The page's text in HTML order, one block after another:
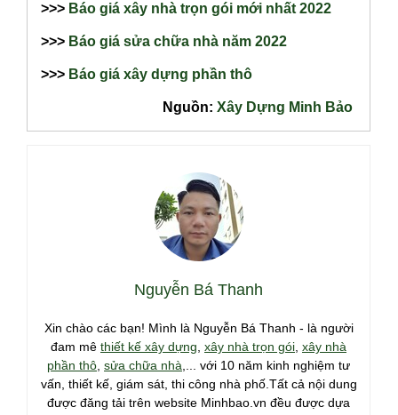
>>> Báo giá xây nhà trọn gói mới nhất 2022
>>> Báo giá sửa chữa nhà năm 2022
>>> Báo giá xây dựng phần thô
Nguồn: Xây Dựng Minh Bảo
Nguyễn Bá Thanh
Xin chào các bạn! Mình là Nguyễn Bá Thanh - là người
đam mê thiết kế xây dựng xây nhà trọn gói xây nhà
phần thô sửa chữa nhà ,... với 10 năm kinh nghiệm tư
vấn, thiết kế, giám sát, thi công nhà phố.Tất cả nội dung
được đăng tải trên website Minhbao.vn đều được dựa